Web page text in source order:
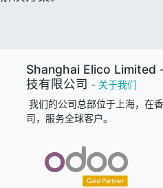
Shanghai Elico Limited
技有限公司 - 关于我们
我们的公司总部位于上海，在
司，服务全球客户。